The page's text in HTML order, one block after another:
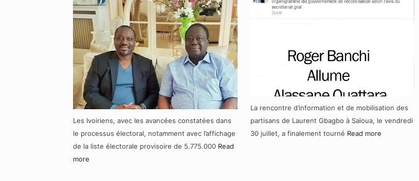
Les Ivoiriens, avec les avancées constatées dans
le processus électoral, notamment avec l’affichage
de la liste électorale provisoire de 5.775.000 Read
more
La rencontre d’information et de mobilisation des
partisans de Laurent Gbagbo à Saïoua, le vendredi
30 juillet, a finalement tourné Read more